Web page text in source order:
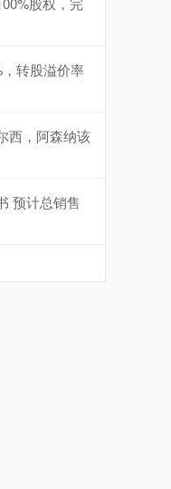
转股溢价率
西，阿森纳该
预计总销售